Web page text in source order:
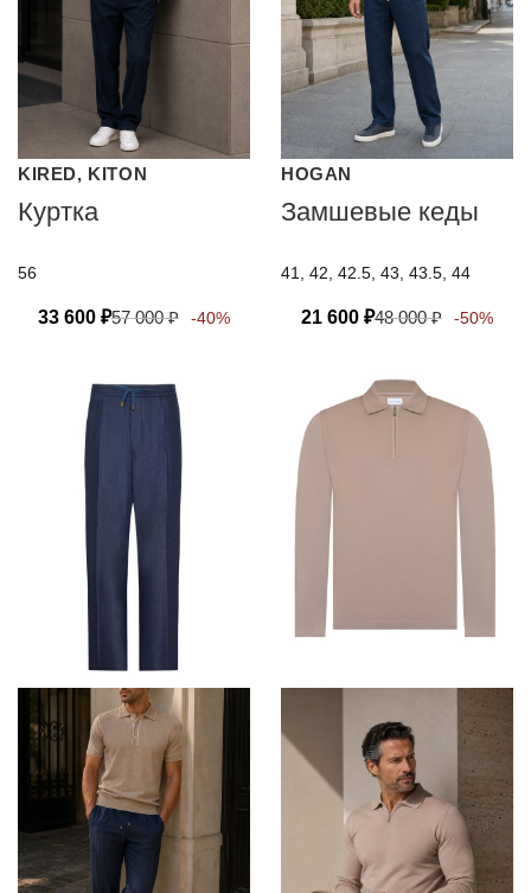
KIRED, KITON
Куртка
56
33 600 ₽57 000₽ -40%
HOGAN
Замшевые кеды
41, 42, 42.5, 43, 43.5, 44
21 600 ₽48 000₽ -50%